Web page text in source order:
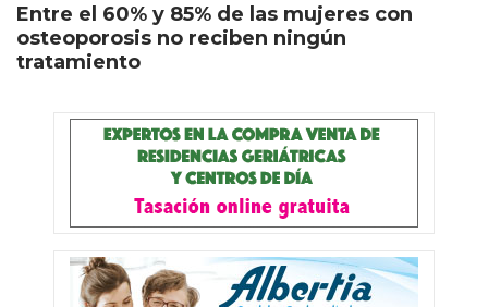
Entre el 60% y 85% de las mujeres con
osteoporosis no reciben ningún
tratamiento